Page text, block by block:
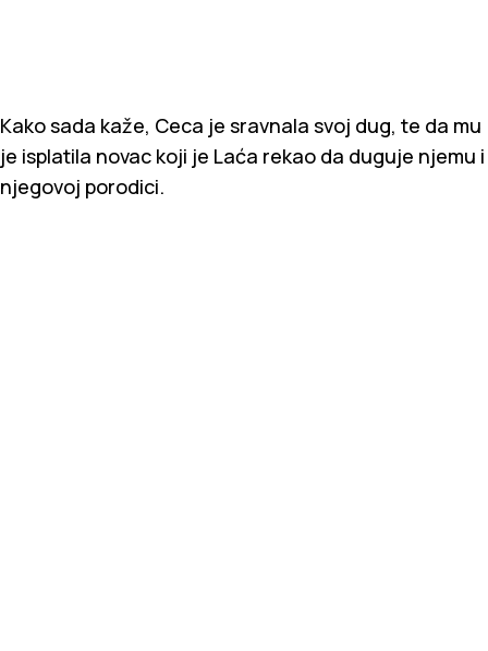
Kako sada kaže, Ceca je sravnala svoj dug, te da mu
je isplatila novac koji je Laća rekao da duguje njemu i
njegovoj porodici.